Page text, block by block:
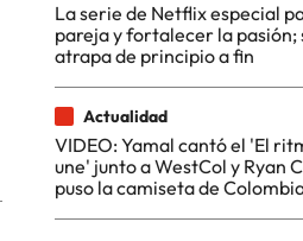
La serie de Netflix especial
pareja y fortalecer la pasión;
atrapa de principio a fin
Actualidad
VIDEO: Yamal cantó el 'El
une' junto a WestCol y Ryan
puso la camiseta de